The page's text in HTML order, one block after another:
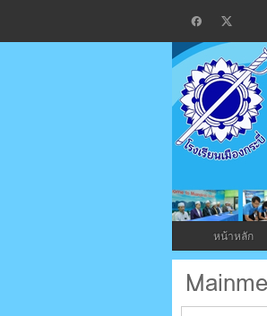
โร
กร
ระบบบริหาร
หน้าหลัก